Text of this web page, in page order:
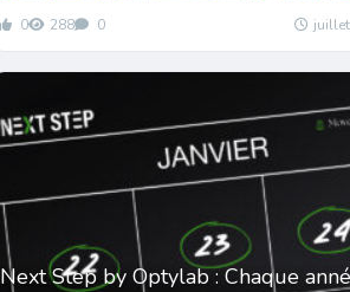
0 288 0
Next Step by Optylab : Chaque